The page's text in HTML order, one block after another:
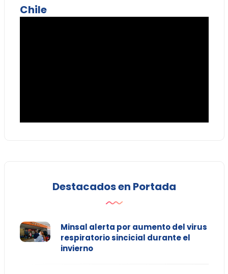
Chile
Destacados en Portada
Minsal alerta por aumento del virus
respiratorio sincicial durante el
invierno